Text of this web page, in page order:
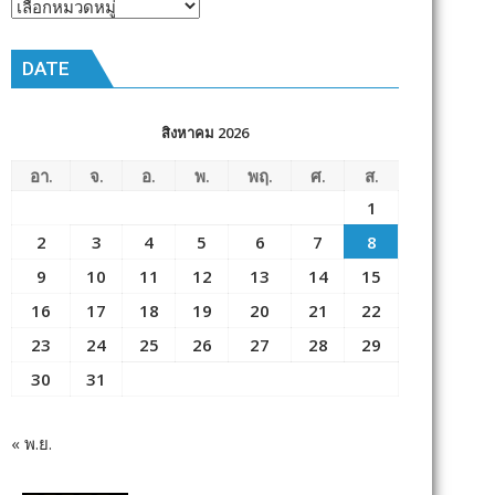
DATE
สิงหาคม 2026
อา. จ. อ. พ. พฤ. ศ.
ส.
1
2
3 4 5 6 7
8
9
10 11 12 13 14
15
16
17 18 19 20 21
22
23
24 25 26 27 28
29
30
31
« พ.ย.